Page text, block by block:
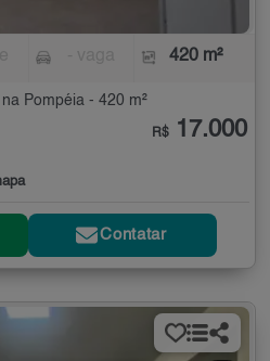
420 m²
Pompéia - 420 m²
R$ 17.000
Contatar